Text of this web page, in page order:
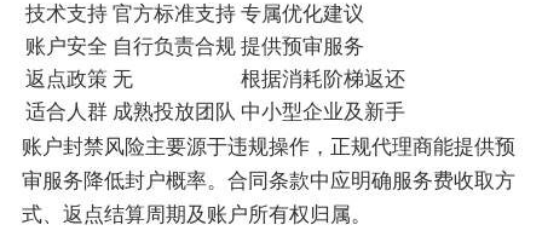
技术支持 官方标准支持 专属优化建议
账户安全 自行负责合规 提供预审服务
返点政策 无
根据消耗阶梯返还
适合人群 成熟投放团队 中小型企业及新手
账户封禁风险主要源于违规操作，正规代理商能提供预
审服务降低封户概率。合同条款中应明确服务费收取方
式、返点结算周期及账户所有权归属。